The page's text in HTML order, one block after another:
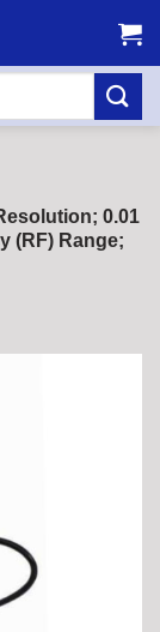
0.01
(RF) Range;